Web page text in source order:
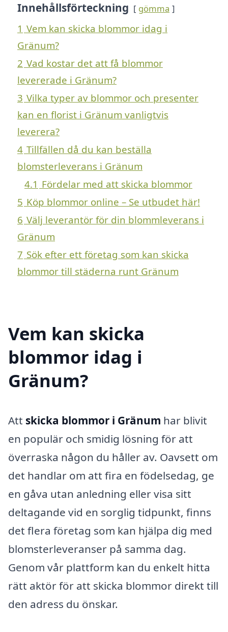
Innehållsförteckning gömma
1 Vem kan skicka blommor idag i
Gränum?
2 Vad kostar det att få blommor
levererade i Gränum?
3 Vilka typer av blommor och presenter
kan en florist i Gränum vanligtvis
leverera?
4 Tillfällen då du kan beställa
blomsterleverans i Gränum
4.1 Fördelar med att skicka blommor
5 Köp blommor online – Se utbudet här!
6 Välj leverantör för din blommleverans i
Gränum
7 Sök efter ett företag som kan skicka
blommor till städerna runt Gränum
Vem kan skicka
blommor idag i
Gränum?
Att skicka blommor i Gränum har blivit
en populär och smidig lösning för att
överraska någon du håller av. Oavsett om
det handlar om att fira en födelsedag, ge
en gåva utan anledning eller visa sitt
deltagande vid en sorglig tidpunkt, finns
det flera företag som kan hjälpa dig med
blomsterleveranser på samma dag.
Genom vår plattform kan du enkelt hitta
rätt aktör för att skicka blommor direkt till
den adress du önskar.